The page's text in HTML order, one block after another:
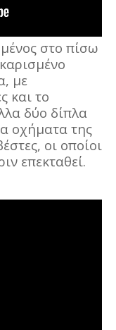
στο πίσω
με
και το
δύο δίπλα
οχήματα της
οι οποίοι
επεκταθεί.